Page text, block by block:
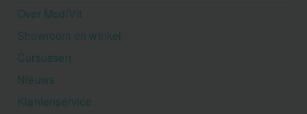
Over MediVit
Showroom en winkel
Cursussen
Nieuws
Klantenservice